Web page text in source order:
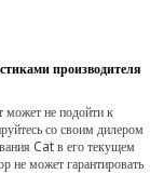
производителя
может не подойти к
со своим дилером
Cat в его текущем
не может гарантировать